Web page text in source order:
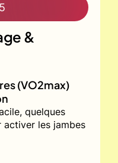
&
(VO2max)
quelques
activer les jambes